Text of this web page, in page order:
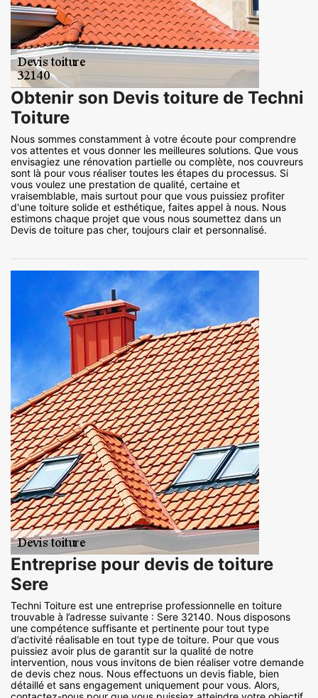
Obtenir son Devis toiture de Techni
Toiture
Nous sommes constamment à votre écoute pour comprendre
vos attentes et vous donner les meilleures solutions. Que vous
envisagiez une rénovation partielle ou complète, nos couvreurs
sont là pour vous réaliser toutes les étapes du processus. Si
vous voulez une prestation de qualité, certaine et
vraisemblable, mais surtout pour que vous puissiez profiter
d'une toiture solide et esthétique, faites appel à nous. Nous
estimons chaque projet que vous nous soumettez dans un
Devis de toiture pas cher, toujours clair et personnalisé.
Entreprise pour devis de toiture
Sere
Techni Toiture est une entreprise professionnelle en toiture
trouvable à l’adresse suivante : Sere 32140. Nous disposons
une compétence suffisante et pertinente pour tout type
d’activité réalisable en tout type de toiture. Pour que vous
puissiez avoir plus de garantit sur la qualité de notre
intervention, nous vous invitons de bien réaliser votre demande
de devis chez nous. Nous effectuons un devis fiable, bien
détaillé et sans engagement uniquement pour vous. Alors,